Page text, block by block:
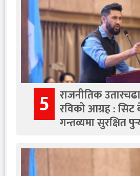
5 राजनीतिक
रविको आग्रह : सिट
गन्तव्यमा सुरक्षित